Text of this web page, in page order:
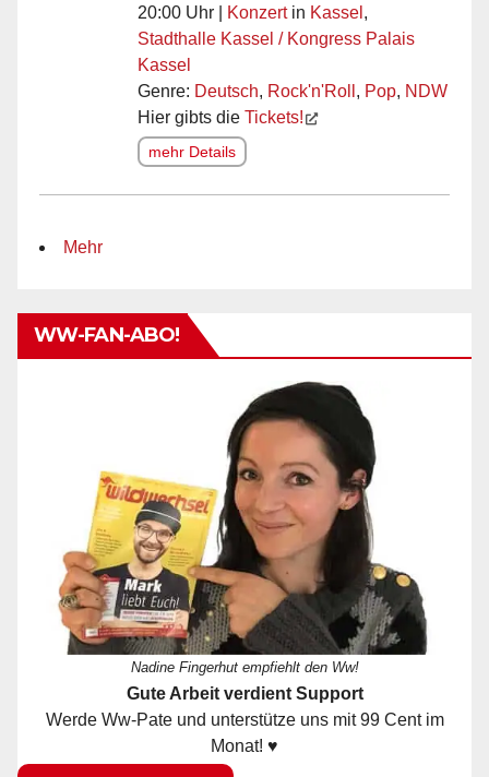
20:00 Uhr | Konzertin Kassel ,
Stadthalle Kassel / Kongress Palais
Kassel
Genre: Deutsch, Rock'n'Roll , Pop, NDW
Hier gibts die Tickets!
mehr Details
Mehr
WW-FAN-ABO!
Nadine Fingerhut empfiehlt den Ww!
Gute Arbeit verdient Support
Werde Ww-Pate und unterstütze uns mit 99 Cent im
Monat! ♥